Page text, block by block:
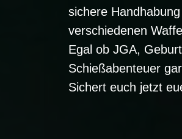
sichere
verschiedenen
Egal ob JGA,
Schießabenteuer
Sichert euch jetzt